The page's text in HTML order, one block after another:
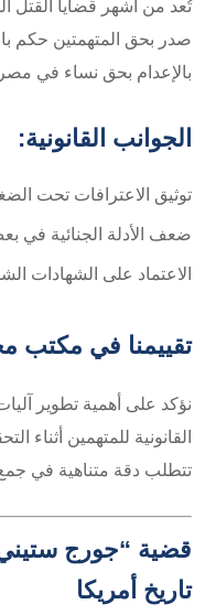
تُعد من أشهر قضايا القتل
صدر بحق المتهمتين حكم
بالإعدام بحق نساء في
الجوانب القانونية:
توثيق الاعترافات تحت
ضعف الأدلة الجنائية في
الاعتماد على الشهادات
تقييمنا في مكتب
نؤكد على أهمية تطوير
القانونية للمتهمين أثناء
تتطلب دقة متناهية في جمع
قضية “جورج
تاريخ أمريكا